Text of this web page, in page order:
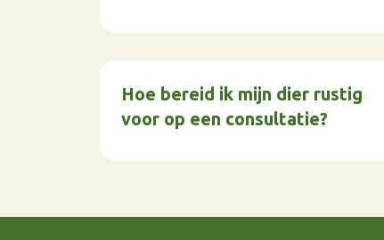
Hoe bereid ik mijn dier rustig
voor op een consultatie?